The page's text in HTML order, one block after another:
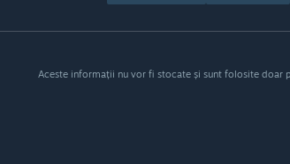
Aceste informații nu vor fi stocate și sunt folosite doar